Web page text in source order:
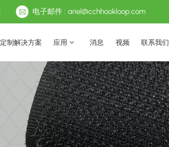
电子邮件 : ariel@cchhookloop.com
定制解决方案 应用 消息 视频 联系我们